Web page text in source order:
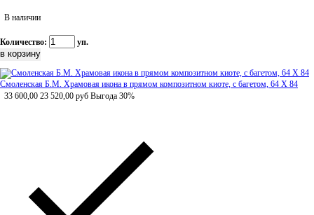
В наличии
Количество: уп.
Смоленская Б.М. Храмовая икона в прямом композитном киоте, с багетом, 64 Х 84
33 600,00 23 520,00 руб Выгода 30%